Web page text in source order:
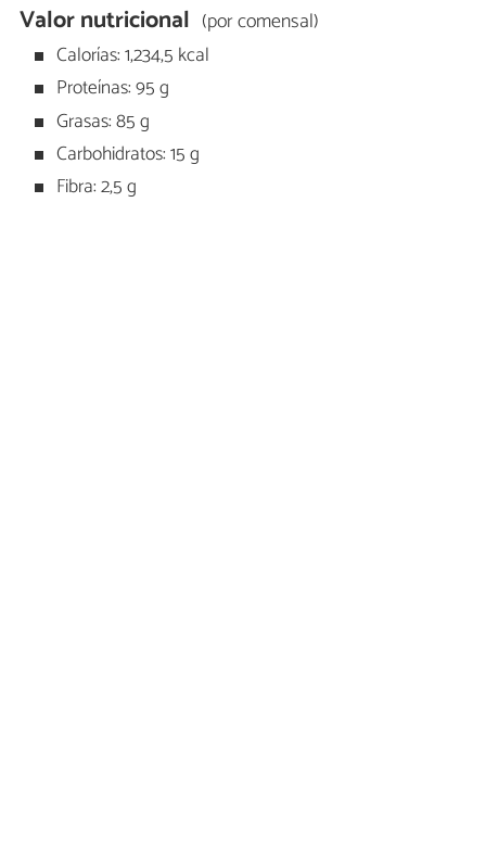
Valor nutricional (por comensal)
Calorías: 1,234,5 kcal
Proteínas: 95 g
Grasas: 85 g
Carbohidratos: 15 g
Fibra: 2,5 g